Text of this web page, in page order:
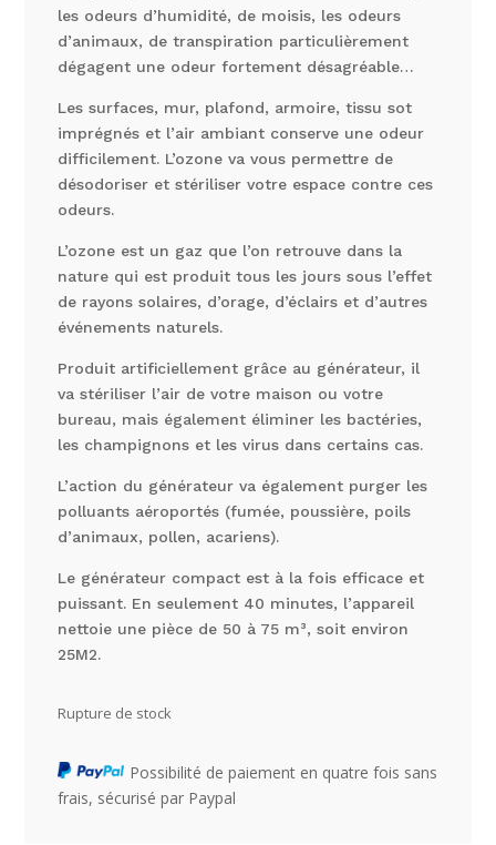
les odeurs d’humidité, de moisis, les odeurs
d’animaux, de transpiration particulièrement
dégagent une odeur fortement désagréable…
Les surfaces, mur, plafond, armoire, tissu sot
imprégnés et l’air ambiant conserve une odeur
difficilement. L’ozone va vous permettre de
désodoriser et stériliser votre espace contre ces
odeurs.
L’ozone est un gaz que l’on retrouve dans la
nature qui est produit tous les jours sous l’effet
de rayons solaires, d’orage, d’éclairs et d’autres
événements naturels.
Produit artificiellement grâce au générateur, il
va stériliser l’air de votre maison ou votre
bureau, mais également éliminer les bactéries,
les champignons et les virus dans certains cas.
L’action du générateur va également purger les
polluants aéroportés (fumée, poussière, poils
d’animaux, pollen, acariens).
Le générateur compact est à la fois efficace et
puissant. En seulement 40 minutes, l’appareil
nettoie une pièce de 50 à 75 m³, soit environ
25M2.
Rupture de stock
Possibilité de paiement en quatre fois sans
frais, sécurisé par Paypal